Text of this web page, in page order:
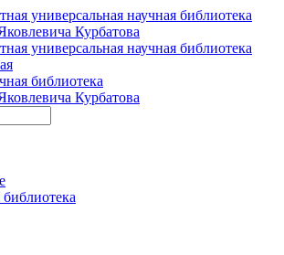
библиотека
Курбатова